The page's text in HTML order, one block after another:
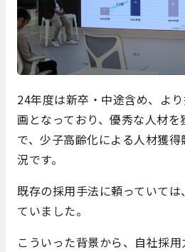
24年度は新卒・中途含め、よ
画となっており、優秀な人材
で、少子高齢化による人材獲
況です。
既存の採用手法に頼っていて
ていました。
こういった背景から、自社採